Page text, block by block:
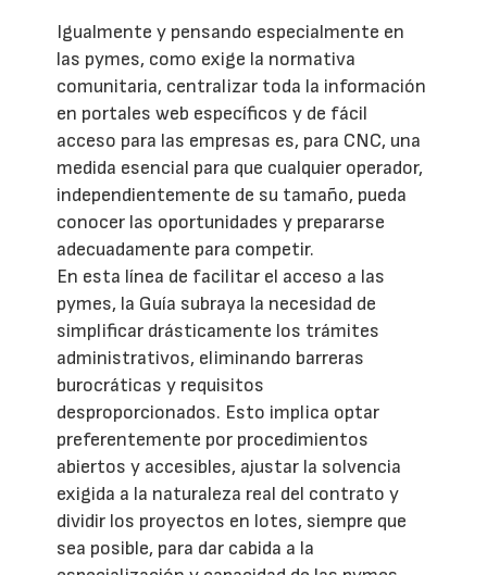
Igualmente y pensando especialmente en
las pymes, como exige la normativa
comunitaria, centralizar toda la información
en portales web específicos y de fácil
acceso para las empresas es, para CNC, una
medida esencial para que cualquier operador,
independientemente de su tamaño, pueda
conocer las oportunidades y prepararse
adecuadamente para competir.
En esta línea de facilitar el acceso a las
pymes, la Guía subraya la necesidad de
simplificar drásticamente los trámites
administrativos, eliminando barreras
burocráticas y requisitos
desproporcionados. Esto implica optar
preferentemente por procedimientos
abiertos y accesibles, ajustar la solvencia
exigida a la naturaleza real del contrato y
dividir los proyectos en lotes, siempre que
sea posible, para dar cabida a la